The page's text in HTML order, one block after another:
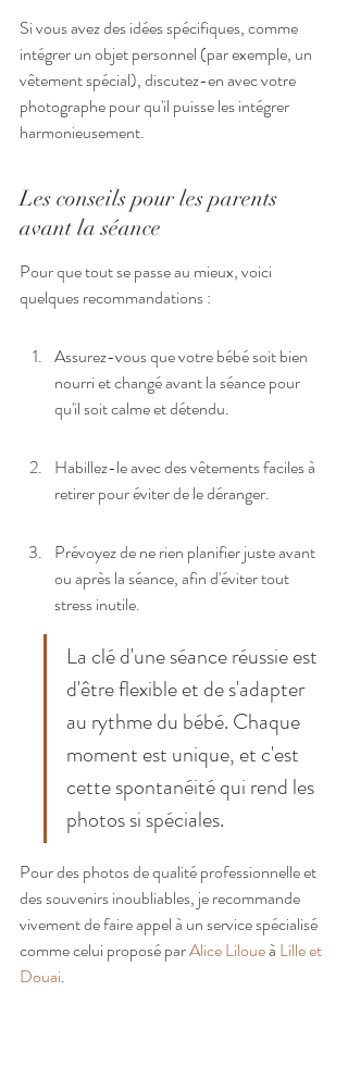
Si vous avez des idées spécifiques, comme
intégrer un objet personnel (par exemple, un
vêtement spécial), discutez-en avec votre
photographe pour qu'il puisse les intégrer
harmonieusement.
Les conseils pour les parents
avant la séance
Pour que tout se passe au mieux, voici
quelques recommandations :
Assurez-vous que votre bébé soit bien
nourri et changé avant la séance pour
qu'il soit calme et détendu.
Habillez-le avec des vêtements faciles à
retirer pour éviter de le déranger.
Prévoyez de ne rien planifier juste avant
ou après la séance, afin d'éviter tout
stress inutile.
La clé d'une séance réussie est
d'être flexible et de s'adapter
au rythme du bébé. Chaque
moment est unique, et c'est
cette spontanéité qui rend les
photos si spéciales.
Pour des photos de qualité professionnelle et
des souvenirs inoubliables, je recommande
vivement de faire appel à un service spécialisé
comme celui proposé par Alice Liloue à Lille et
Douai.